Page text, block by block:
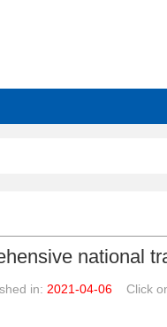
national
in: 2021-04-06Click on